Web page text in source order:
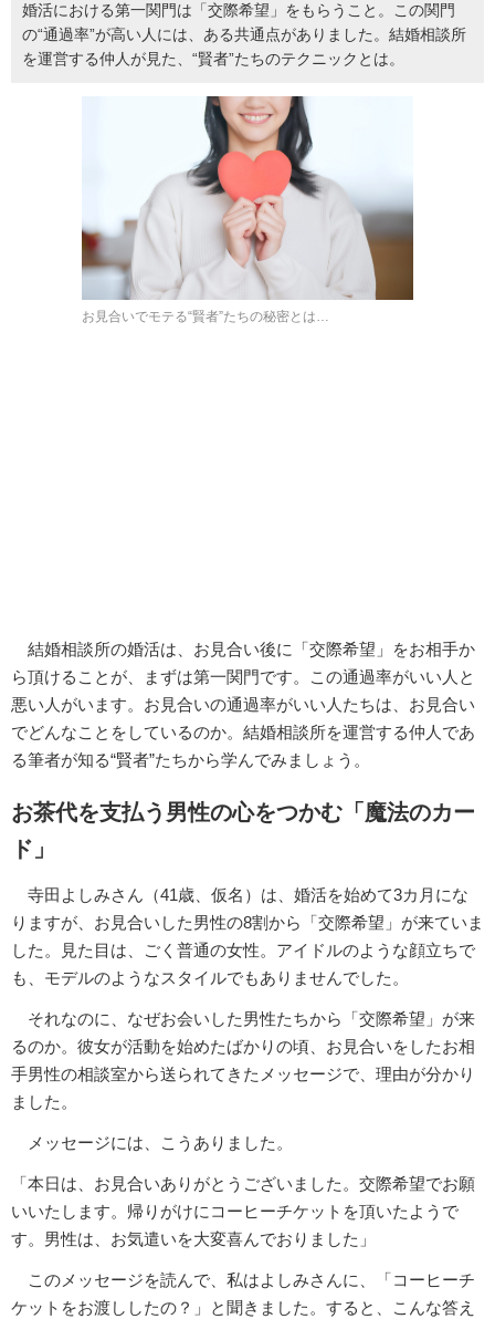
婚活における第一関門は「交際希望」をもらうこと。この関門
の“通過率”が高い人には、ある共通点がありました。結婚相談所
を運営する仲人が見た、“賢者”たちのテクニックとは。
お見合いでモテる“賢者”たちの秘密とは…
結婚相談所の婚活は、お見合い後に「交際希望」をお相手か
ら頂けることが、まずは第一関門です。この通過率がいい人と
悪い人がいます。お見合いの通過率がいい人たちは、お見合い
でどんなことをしているのか。結婚相談所を運営する仲人であ
る筆者が知る“賢者”たちから学んでみましょう。
お茶代を支払う男性の心をつかむ「魔法のカー
ド」
寺田よしみさん（41歳、仮名）は、婚活を始めて3カ月にな
りますが、お見合いした男性の8割から「交際希望」が来ていま
した。見た目は、ごく普通の女性。アイドルのような顔立ちで
も、モデルのようなスタイルでもありませんでした。
それなのに、なぜお会いした男性たちから「交際希望」が来
るのか。彼女が活動を始めたばかりの頃、お見合いをしたお相
手男性の相談室から送られてきたメッセージで、理由が分かり
ました。
メッセージには、こうありました。
「本日は、お見合いありがとうございました。交際希望でお願
いいたします。帰りがけにコーヒーチケットを頂いたようで
す。男性は、お気遣いを大変喜んでおりました」
このメッセージを読んで、私はよしみさんに、「コーヒーチ
ケットをお渡ししたの？」と聞きました。すると、こんな答え